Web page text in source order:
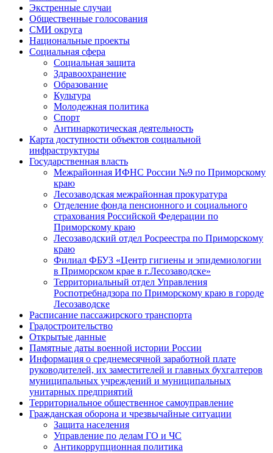
Экстренные случаи
Общественные голосования
СМИ округа
Национальные проекты
Социальная сфера
Социальная защита
Здравоохранение
Образование
Культура
Молодежная политика
Спорт
Антинаркотическая деятельность
Карта доступности объектов социальной
инфраструктуры
Государственная власть
Межрайонная ИФНС России №9 по Приморскому
краю
Лесозаводская межрайонная прокуратура
Отделение фонда пенсионного и социального
страхования Российской Федерации по
Приморскому краю
Лесозаводский отдел Росреестра по Приморскому
краю
Филиал ФБУЗ «Центр гигиены и эпидемиологии
в Приморском крае в г.Лесозаводске»
Территориальный отдел Управления
Роспотребнадзора по Приморскому краю в городе
Лесозаводске
Расписание пассажирского транспорта
Градостроительство
Открытые данные
Памятные даты военной истории России
Информация о среднемесячной заработной плате
руководителей, их заместителей и главных бухгалтеров
муниципальных учреждений и муниципальных
унитарных предприятий
Территориальное общественное самоуправление
Гражданская оборона и чрезвычайные ситуации
Защита населения
Управление по делам ГО и ЧС
Антикоррупционная политика